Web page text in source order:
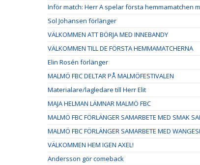
Inför match: Herr A spelar första hemmamatchen
Sol Johansen förlänger
VÄLKOMMEN ATT BÖRJA MED INNEBANDY
VÄLKOMMEN TILL DE FÖRSTA HEMMAMATCHERNA
Elin Rosén förlänger
MALMÖ FBC DELTAR PÅ MALMÖFESTIVALEN
Materialare/lagledare till Herr Elit
MAJA HELMAN LÄMNAR MALMÖ FBC
MALMÖ FBC FÖRLÄNGER SAMARBETE MED SMAK
MALMÖ FBC FÖRLÄNGER SAMARBETE MED
VÄLKOMMEN HEM IGEN AXEL!
Andersson gör comeback